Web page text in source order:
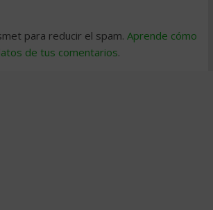
para reducir el spam. Aprende cómo
de tus comentarios.